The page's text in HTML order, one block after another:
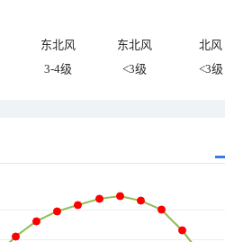
东北风 东北风
北风
3-4级 <3级 <3级